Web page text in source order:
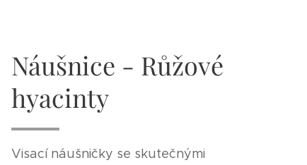
Náušnice - Růžové
hyacinty
Visací náušničky se skutečnými